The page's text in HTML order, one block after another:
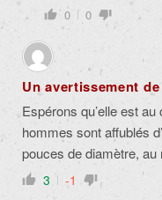
0 0
Un avertissement
Espérons qu’elle est
hommes sont affublés
pouces de diamètre, au
3 -1